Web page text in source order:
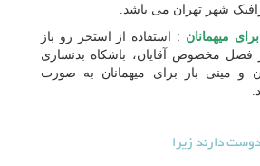
شهر تهران می باشد.
میهمانان : استفاده از استخر رو باز
مخصوص آقایان، باشکاه بدنسازی
و مینی بار برای میهمانان به صورت
دارند زیرا